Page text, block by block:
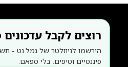
רוצים לקבל עדכונים
הירשמו לניוזלטר של גמל.נט -
פיננסיים וטיפים. בלי ספאם.